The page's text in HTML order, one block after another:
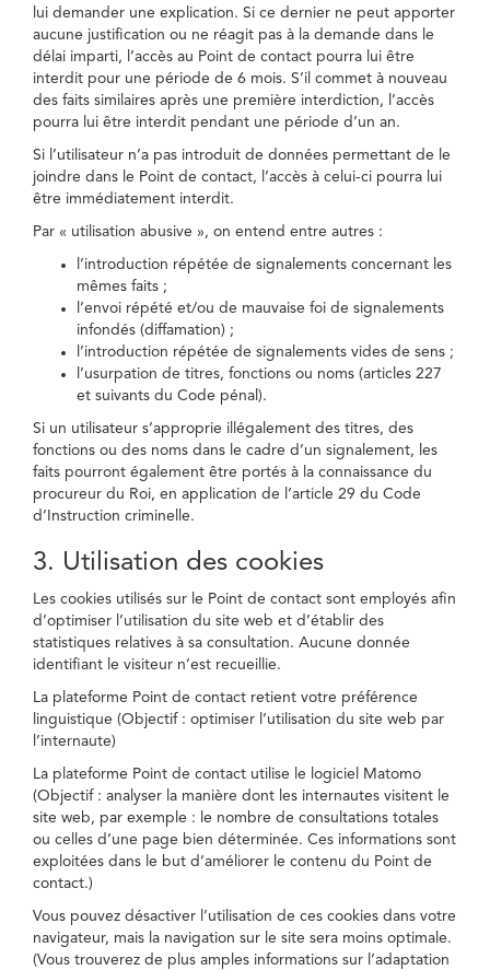
lui demander une explication. Si ce dernier ne peut apporter
aucune justification ou ne réagit pas à la demande dans le
délai imparti, l’accès au Point de contact pourra lui être
interdit pour une période de 6 mois. S’il commet à nouveau
des faits similaires après une première interdiction, l’accès
pourra lui être interdit pendant une période d’un an.
Si l’utilisateur n’a pas introduit de données permettant de le
joindre dans le Point de contact, l’accès à celui-ci pourra lui
être immédiatement interdit.
Par « utilisation abusive », on entend entre autres :
l’introduction répétée de signalements concernant les
mêmes faits ;
l’envoi répété et/ou de mauvaise foi de signalements
infondés (diffamation) ;
l’introduction répétée de signalements vides de sens ;
l’usurpation de titres, fonctions ou noms (articles 227
et suivants du Code pénal).
Si un utilisateur s’approprie illégalement des titres, des
fonctions ou des noms dans le cadre d’un signalement, les
faits pourront également être portés à la connaissance du
procureur du Roi, en application de l’article 29 du Code
d’Instruction criminelle.
3. Utilisation des cookies
Les cookies utilisés sur le Point de contact sont employés afin
d’optimiser l’utilisation du site web et d’établir des
statistiques relatives à sa consultation. Aucune donnée
identifiant le visiteur n’est recueillie.
La plateforme Point de contact retient votre préférence
linguistique (Objectif : optimiser l’utilisation du site web par
l’internaute)
La plateforme Point de contact utilise le logiciel Matomo
(Objectif : analyser la manière dont les internautes visitent le
site web, par exemple : le nombre de consultations totales
ou celles d’une page bien déterminée. Ces informations sont
exploitées dans le but d’améliorer le contenu du Point de
contact.)
Vous pouvez désactiver l’utilisation de ces cookies dans votre
navigateur, mais la navigation sur le site sera moins optimale.
(Vous trouverez de plus amples informations sur l’adaptation